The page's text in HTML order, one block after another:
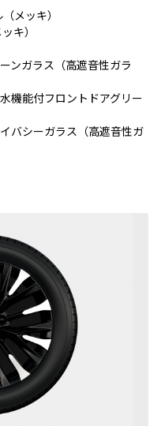
メッキ）
キ）
ンガラス（高遮音性ガラ
機能付フロントドアグリー
バシーガラス（高遮音性ガ